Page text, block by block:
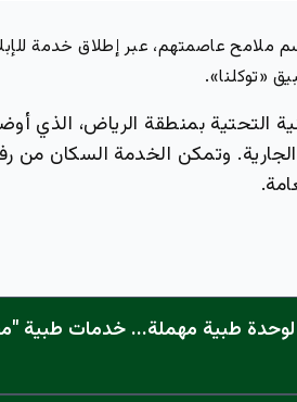
ملامح عاصمتهم، عبر إطلاق خدمة
«توكلنا».
التحتية بمنطقة الرياض، الذي
وتمكن الخدمة السكان من
طبية مهملة... خدمات طبية